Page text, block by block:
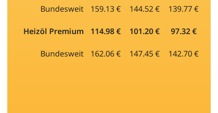
Bundesweit 159.13 € 144.52 € 139.77 €
Heizöl Premium 114.98 € 101.20 € 97.32 €
Bundesweit 162.06 € 147.45 € 142.70 €